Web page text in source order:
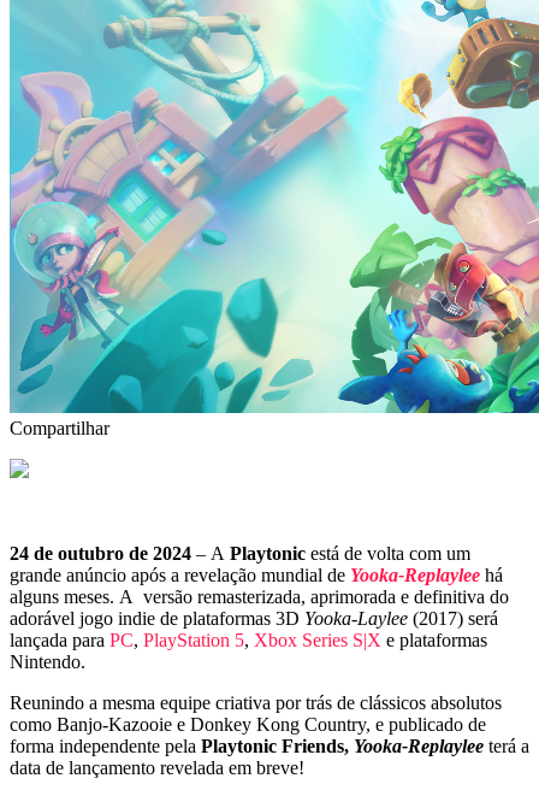
Compartilhar
24 de outubro de 2024 – A Playtonic está de volta com um
grande anúncio após a revelação mundial de Yooka-Replaylee há
alguns meses. A versão remasterizada, aprimorada e definitiva do
adorável jogo indie de plataformas 3D Yooka-Laylee (2017) será
lançada para PC, PlayStation 5, Xbox Series S|X e plataformas
Nintendo.
Reunindo a mesma equipe criativa por trás de clássicos absolutos
como Banjo-Kazooie e Donkey Kong Country, e publicado de
forma independente pela Playtonic Friends, Yooka-Replaylee terá a
data de lançamento revelada em breve!